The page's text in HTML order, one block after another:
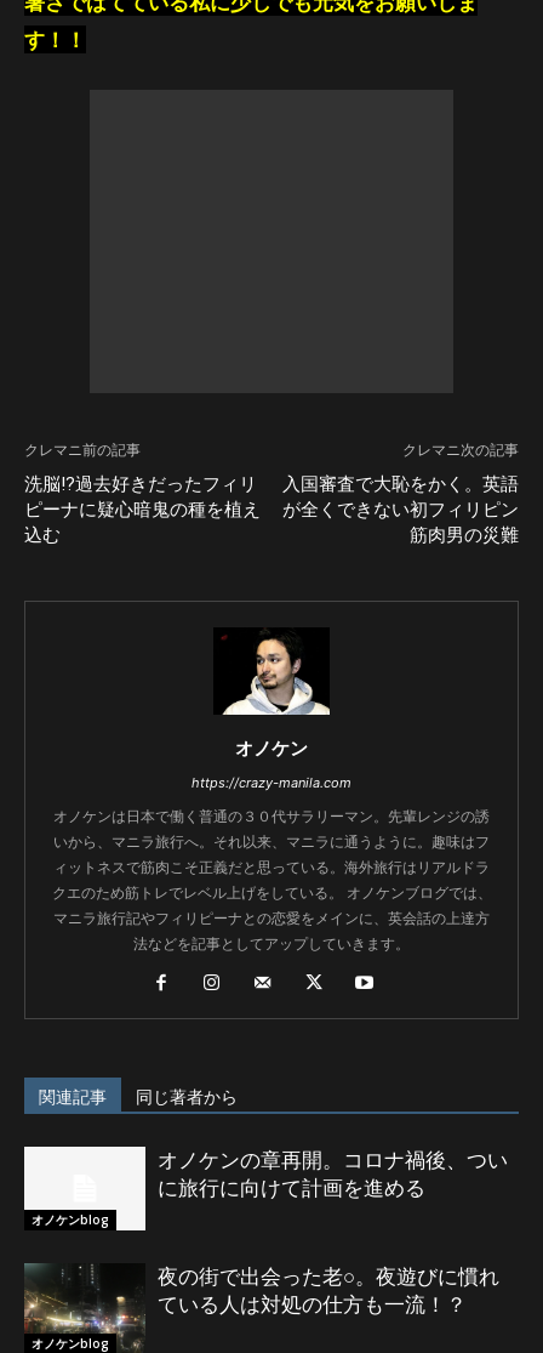
す！！
クレマニ前の記事
洗脳!?過去好きだったフィリ
ピーナに疑心暗鬼の種を植え
込む
クレマニ次の記事
入国審査で大恥をかく。英語
が全くできない初フィリピン
筋肉男の災難
オノケン
https://crazy-manila.com
オノケンは日本で働く普通の３０代サラリーマン。先輩レンジの誘
いから、マニラ旅行へ。それ以来、マニラに通うように。趣味はフ
ィットネスで筋肉こそ正義だと思っている。海外旅行はリアルドラ
クエのため筋トレでレベル上げをしている。 オノケンブログでは、
マニラ旅行記やフィリピーナとの恋愛をメインに、英会話の上達方
法などを記事としてアップしていきます。
関連記事 同じ著者から
オノケンblog
オノケンの章再開。コロナ禍後、つい
に旅行に向けて計画を進める
オノケンblog
夜の街で出会った老○。夜遊びに慣れ
ている人は対処の仕方も一流！？